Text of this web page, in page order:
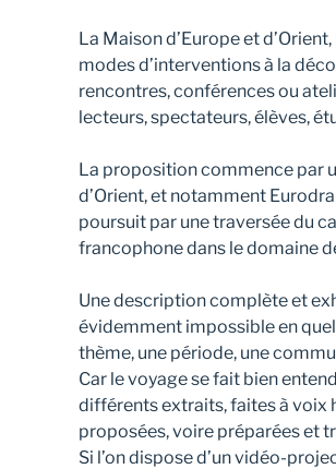
La Maison d’Europe et
modes d’interventions à la
rencontres, conférences ou
lecteurs, spectateurs, élèves,
La proposition commence par
d’Orient, et notamment
poursuit par une traversée du
francophone dans le domaine
Une description complète et
évidemment impossible en
thème, une période, une
Car le voyage se fait bien
différents extraits, faites à voix
proposées, voire préparées et
Si l’on dispose d’un vidéo-